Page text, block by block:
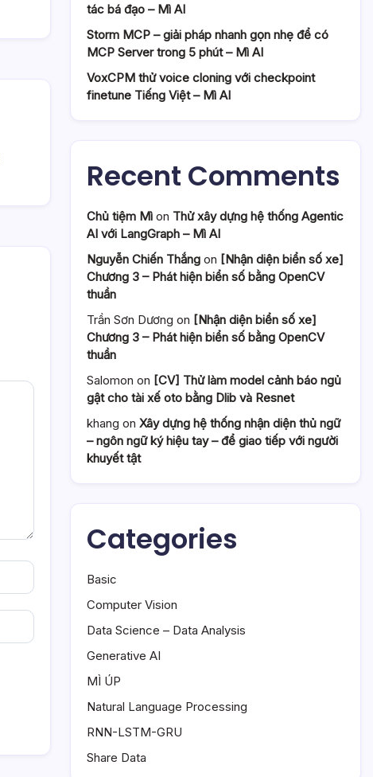
tác bá đạo – Mì AI
Storm MCP – giải pháp nhanh gọn nhẹ để có
MCP Server trong 5 phút – Mì AI
VoxCPM thử voice cloning với checkpoint
finetune Tiếng Việt – Mì AI
Recent Comments
Chủ tiệm Mì on Thử xây dựng hệ thống Agentic
AI với LangGraph – Mì AI
Nguyễn Chiến Thắng on [Nhận diện biển số xe]
Chương 3 – Phát hiện biển số bằng OpenCV
thuần
Trần Sơn Dương on [Nhận diện biển số xe]
Chương 3 – Phát hiện biển số bằng OpenCV
thuần
Salomon on [CV] Thử làm model cảnh báo ngủ
gật cho tài xế oto bằng Dlib và Resnet
khang on Xây dựng hệ thống nhận diện thủ ngữ
– ngôn ngữ ký hiệu tay – để giao tiếp với người
khuyết tật
Categories
Basic
Computer Vision
Data Science – Data Analysis
Generative AI
MÌ ÚP
Natural Language Processing
RNN-LSTM-GRU
Share Data